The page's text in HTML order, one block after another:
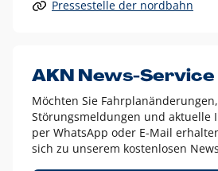
Alle anderen Logo-Varianten dürfen
Diese Ausnahmen sind zum Beispiel:
dem AKN Blau,
weißes Logo auf
schwarzes Logo für reine
Pressestelle der nordbahn
AKN News-Service
Möchten Sie Fahrplanänderungen,
Störungsmeldungen und aktuelle
per WhatsApp oder E-Mail
sich zu unserem kostenlosen